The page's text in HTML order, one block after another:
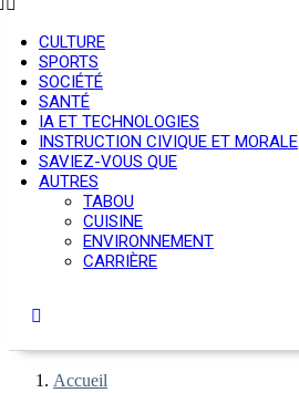
CULTURE
SPORTS
SOCIÉTÉ
SANTÉ
IA ET TECHNOLOGIES
INSTRUCTION CIVIQUE ET MORALE
SAVIEZ-VOUS QUE
AUTRES
TABOU
CUISINE
ENVIRONNEMENT
CARRIÈRE
Accueil